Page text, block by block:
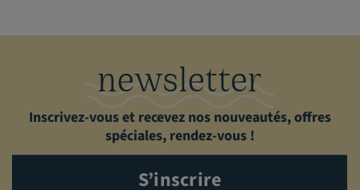
newsletter
Inscrivez-vous et recevez nos nouveautés, offres
spéciales, rendez-vous !
S’inscrire